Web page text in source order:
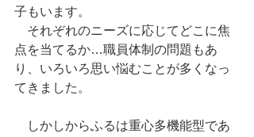
子もいます。
それぞれのニーズに応じてどこに焦
点を当てるか…職員体制の問題もあ
り、いろいろ思い悩むことが多くなっ
てきました。
しかしからふるは重心多機能型であ